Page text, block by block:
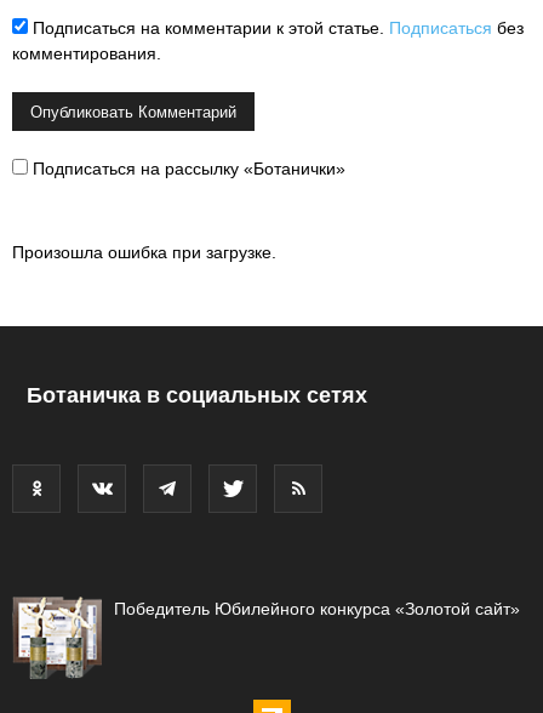
Подписаться на комментарии к этой статье. Подписаться без
комментирования.
Подписаться на рассылку «Ботанички»
Произошла ошибка при загрузке.
Ботаничка в социальных сетях
Победитель Юбилейного конкурса «Золотой сайт»